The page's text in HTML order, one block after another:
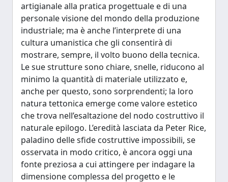
artigianale alla pratica progettuale e di una
personale visione del mondo della produzione
industriale; ma è anche l’interprete di una
cultura umanistica che gli consentirà di
mostrare, sempre, il volto buono della tecnica.
Le sue strutture sono chiare, snelle, riducono al
minimo la quantità di materiale utilizzato e,
anche per questo, sono sorprendenti; la loro
natura tettonica emerge come valore estetico
che trova nell’esaltazione del nodo costruttivo il
naturale epilogo. L’eredità lasciata da Peter Rice,
paladino delle sfide costruttive impossibili, se
osservata in modo critico, è ancora oggi una
fonte preziosa a cui attingere per indagare la
dimensione complessa del progetto e le